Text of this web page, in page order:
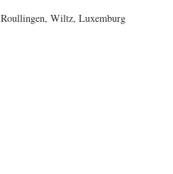
Roullingen, Wiltz, Luxemburg